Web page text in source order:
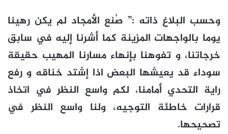
وحسب البلاغ ذاته :” صُنع الأمجاد لم يكن رهينا
يوما بالواجهات المزينة كما أشرنا إليه في سابق
خرجاتنا، و تفوهنا بإنهاء مسارنا المهيب حقيقة
سوداء قد يعيشها البعض اذا إشتد خناقه و رفع
راية التحدي أمامنا، لكم واسع النظر في اتخاذ
قرارات خاطئة التوجيه، ولنا واسع النظر في
تصحيحها.